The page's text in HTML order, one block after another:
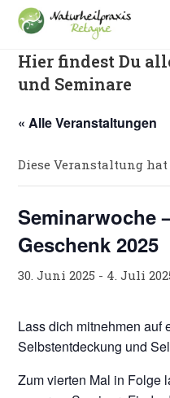
springen
Zum
Inhalt
Hier findest Du
und Seminare
« Alle Veranstaltungen
Diese Veranstaltung
Seminarwoche
Geschenk 2025
30. Juni 2025 - 4. Juli
Lass dich mitnehmen auf
Selbstentdeckung und
Zum vierten Mal in Folge